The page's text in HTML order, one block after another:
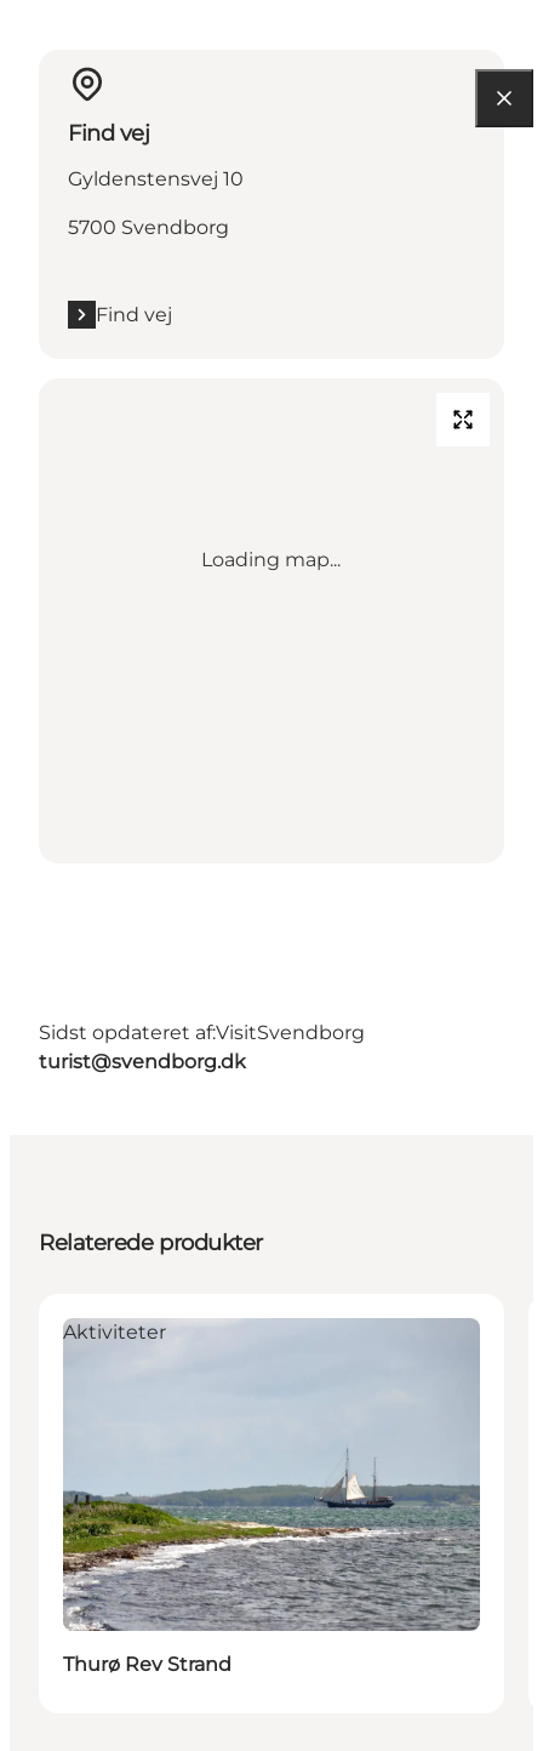
Find vej
Gyldenstensvej 10
5700 Svendborg
Find vej
Loading map...
Sidst opdateret af:VisitSvendborg
turist@svendborg.dk
Relaterede produkter
Aktiviteter
Thurø Rev Strand